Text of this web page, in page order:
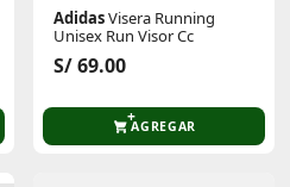
AdidasVisera Running
Unisex Run Visor Cc
S/ 69.00
AGREGAR